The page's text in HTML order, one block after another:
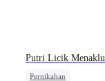
Putri Licik
Pernikahan